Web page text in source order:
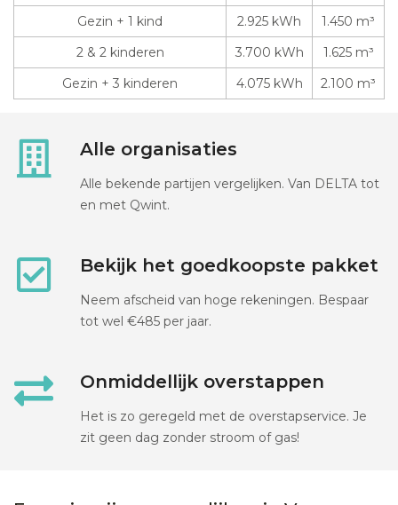
Gezin + 1 kind
2.925 kWh
1.450 m³
2 & 2 kinderen
3.700 kWh
1.625 m³
Gezin + 3 kinderen
4.075 kWh 2.100 m³
Alle organisaties
Alle bekende partijen vergelijken. Van DELTA tot
en met Qwint.
Bekijk het goedkoopste pakket
Neem afscheid van hoge rekeningen. Bespaar
tot wel €485 per jaar.
Onmiddellijk overstappen
Het is zo geregeld met de overstapservice. Je
zit geen dag zonder stroom of gas!